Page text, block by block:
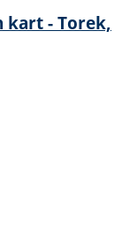
kart - Torek,